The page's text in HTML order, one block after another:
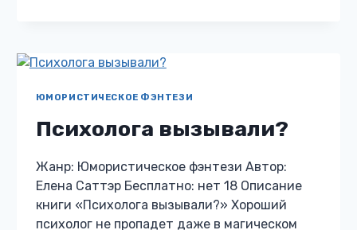
ЮМОРИСТИЧЕСКОЕ ФЭНТЕЗИ
Психолога вызывали?
Жанр: Юмористическое фэнтези Автор:
Елена Саттэр Бесплатно: нет 18 Описание
книги «Психолога вызывали?» Хороший
психолог не пропадет даже в магическом